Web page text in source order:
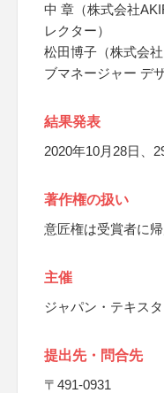
中 章（株式会社
レクター）
松田博子（株式会
ブマネージャー デ
結果発表
2020年10月28日、
著作権の扱い
意匠権は受賞者に
主催
ジャパン・テキス
提出先・問合先
〒491-0931